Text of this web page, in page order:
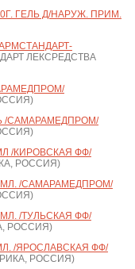
ГЕЛЬ Д/НАРУЖ. ПРИМ.
ЛЕКСРЕДСТВА
/САМАРАМЕДПРОМ/
/КИРОВСКАЯ ФФ/
РОССИЯ)
/САМАРАМЕДПРОМ/
/ТУЛЬСКАЯ ФФ/
РОССИЯ)
/ЯРОСЛАВСКАЯ ФФ/
РОССИЯ)